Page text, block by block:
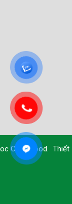
Chau Food. Thiết